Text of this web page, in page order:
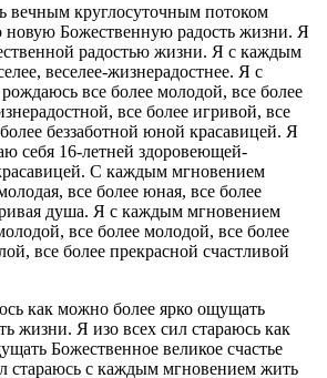
вечным круглосуточным потоком
новую Божественную радость жизни. Я
радостью жизни. Я с каждым
веселее-жизнерадостнее. Я с
все более молодой, все более
все более игривой, все
беззаботной юной красавицей. Я
себя 16-летней здоровеющей-
С каждым мгновением
все более юная, все более
душа. Я с каждым мгновением
все более молодой, все более
все более прекрасной счастливой
как можно более ярко ощущать
жизни. Я изо всех сил стараюсь как
Божественное великое счастье
стараюсь с каждым мгновением жить